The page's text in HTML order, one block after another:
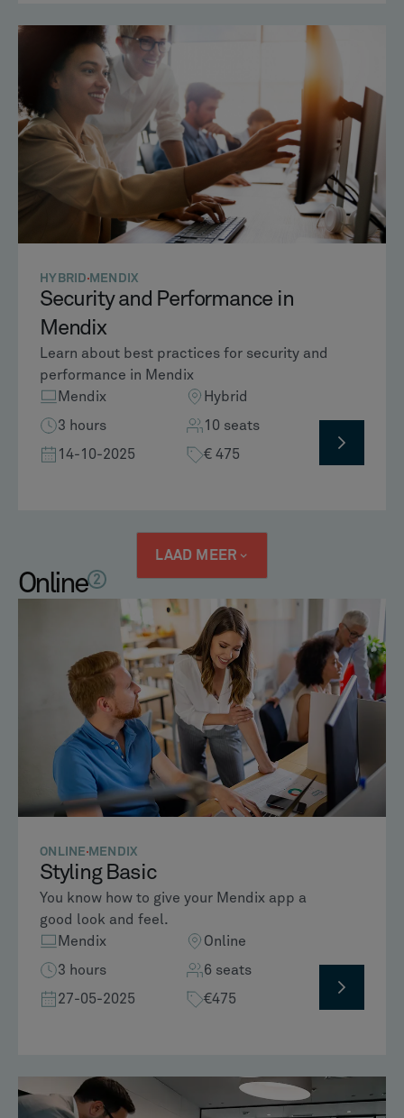
HYBRID MENDIX
Security and Performance in
Mendix
Learn about best practices for security and
performance in Mendix
Mendix
Hybrid
3 hours
10 seats
14-10-2025
€ 475
LAAD MEER
Online 2
ONLINE MENDIX
Styling Basic
You know how to give your Mendix app a
good look and feel.
Mendix
Online
3 hours
6 seats
27-05-2025
€475